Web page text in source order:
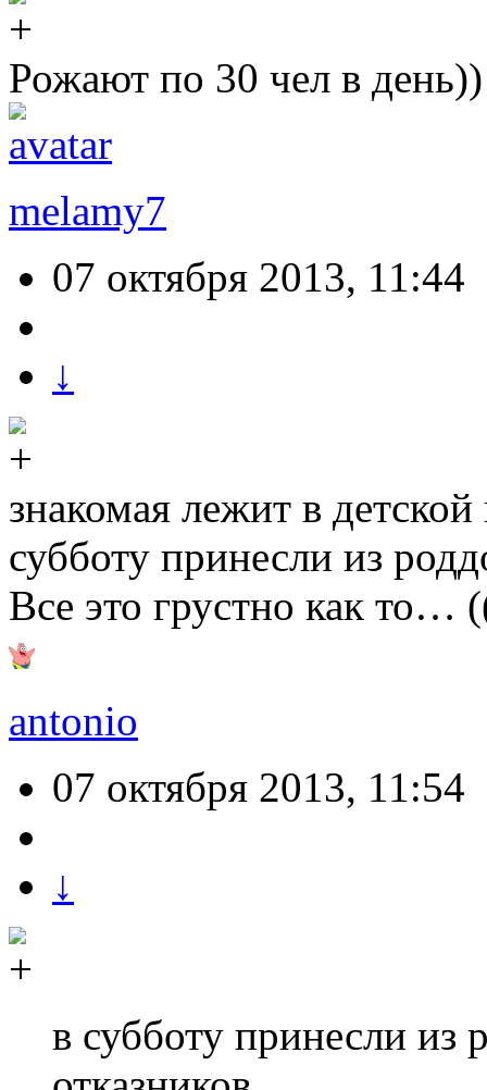
Рожают по 30 чел в день))
melamy7
07 октября 2013, 11:44
↓
знакомая лежит в
субботу принесли из
Все это грустно как то…
antonio
07 октября 2013, 11:54
↓
в субботу принесли из